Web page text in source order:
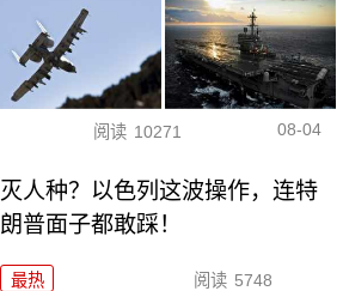
阅读 10271 08-04
灭人种？以色列这波操作，连特
朗普面子都敢踩！
最热 阅读 5748